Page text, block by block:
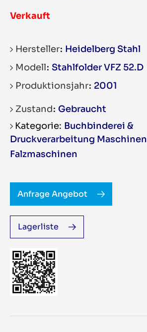
Verkauft
Hersteller Heidelberg Stahl
Modell Stahlfolder VFZ 52.D
Produktionsjahr 2001
Zustand Gebraucht
Buchbinderei &
Druckverarbeitung Maschinen
,
Falzmaschinen
Anfrage Angebot
Lagerliste